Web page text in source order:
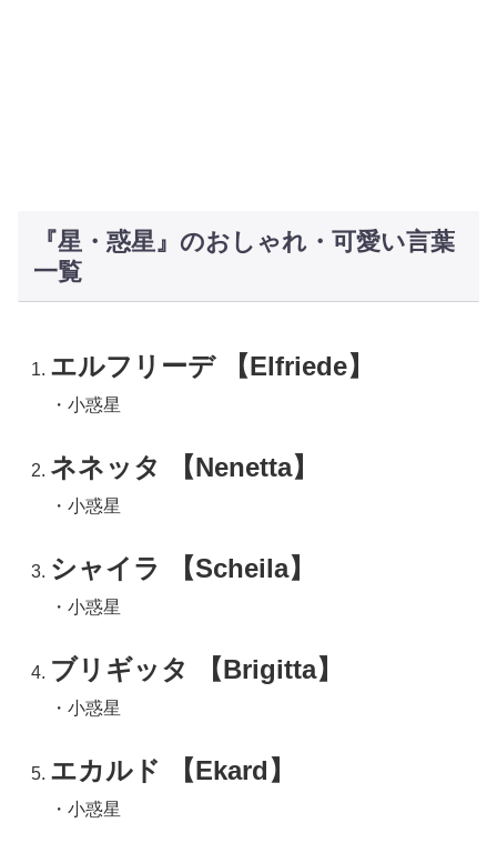
『星・惑星』のおしゃれ・可愛い言葉
一覧
エルフリーデ 【Elfriede】
・小惑星
ネネッタ 【Nenetta】
・小惑星
シャイラ 【Scheila】
・小惑星
ブリギッタ 【Brigitta】
・小惑星
エカルド 【Ekard】
・小惑星